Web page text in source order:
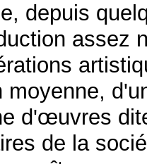
depuis
assez
moyenne,
d'œuvres
de la